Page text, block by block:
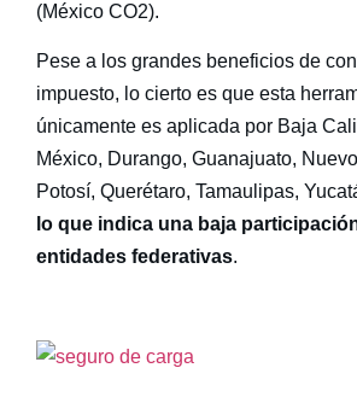
(México CO2).
Pese a los grandes beneficios de
impuesto, lo cierto es que esta
únicamente es aplicada por Baja
México, Durango, Guanajuato,
Potosí, Querétaro, Tamaulipas,
lo que indica una baja
entidades federativas.